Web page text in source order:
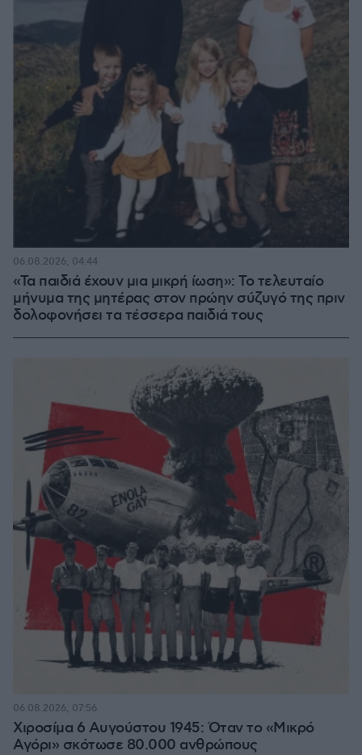
«Τα παιδιά έχουν μια μικρή ίωση»: Το τελευταίο
μήνυμα της μητέρας στον πρώην σύζυγό της πριν
δολοφονήσει τα τέσσερα παιδιά τους
06.08.2026, 04:44
Χιροσίμα 6 Αυγούστου 1945: Όταν το «Μικρό
Αγόρι» σκότωσε 80.000 ανθρώπους
06.08.2026, 07:56